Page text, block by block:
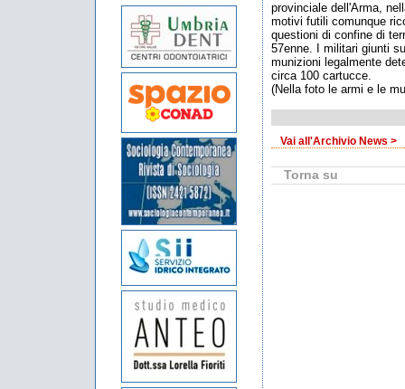
provinciale dell'Arma,
motivi futili comunque
questioni di confine di
57enne. I militari giunti
munizioni legalmente
circa 100 cartucce.
(Nella foto le armi e le
Vai all'Archivio News >
Torna su